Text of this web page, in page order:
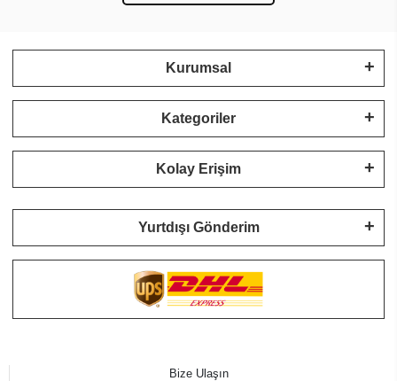
Kurumsal
Kategoriler
Kolay Erişim
Yurtdışı Gönderim
Bize Ulaşın